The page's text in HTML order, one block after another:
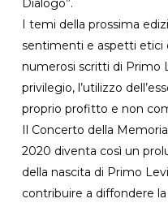
I temi della prossima
sentimenti e aspetti etici
numerosi scritti di Primo
privilegio, l’utilizzo
proprio profitto e non
Il Concerto della
2020 diventa così un
della nascita di Primo
contribuire a diffondere